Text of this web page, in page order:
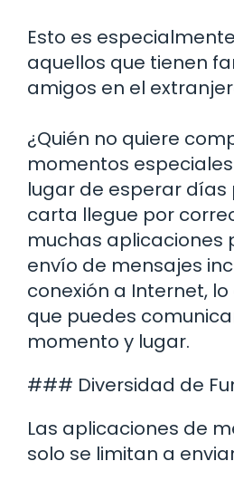
Esto es
aquellos que tienen
amigos en el
¿Quién no quiere
momentos
lugar de esperar días
carta llegue por
muchas aplicaciones
envío de mensajes
conexión a Internet,
que puedes
momento y lugar.
### Diversidad de
Las aplicaciones de
solo se limitan a